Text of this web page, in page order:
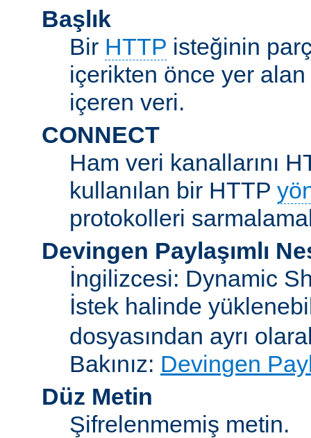
Başlık
Bir HTTP isteğinin
içerikten önce yer
içeren veri.
CONNECT
Ham veri kanallarını
kullanılan bir HTTP
protokolleri
Devingen Paylaşımlı
İngilizcesi: Dynamic
İstek halinde
dosyasından ayrı
Bakınız: Devingen
Düz Metin
Şifrelenmemiş metin.